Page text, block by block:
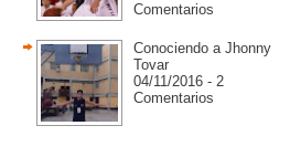
Comentarios
Conociendo a Jhonny
Tovar
04/11/2016 - 2
Comentarios